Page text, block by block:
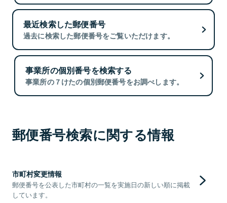
最近検索した郵便番号
過去に検索した郵便番号をご覧いただけます。
事業所の個別番号を検索する
事業所の７けたの個別郵便番号をお調べします。
郵便番号検索に関する情報
市町村変更情報
郵便番号を公表した市町村の一覧を実施日の新しい順に掲載
しています。